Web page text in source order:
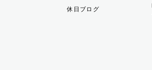
休日ブログ